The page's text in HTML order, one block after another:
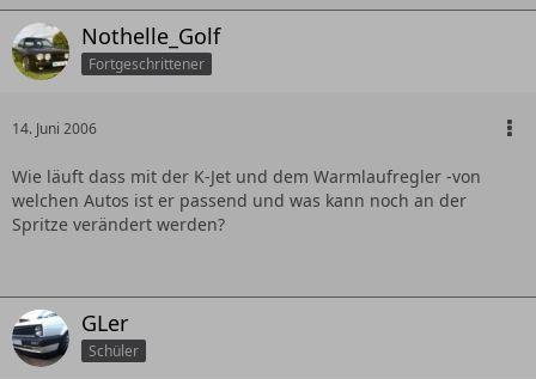
Nothelle_Golf
Fortgeschrittener
14. Juni 2006
Wie läuft dass mit der K-Jet und dem Warmlaufregler -von
welchen Autos ist er passend und was kann noch an der
Spritze verändert werden?
GLer
Schüler